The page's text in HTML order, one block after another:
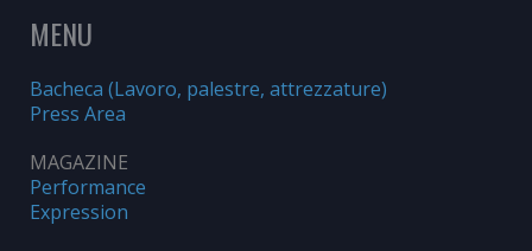
MENU
Bacheca (Lavoro, palestre, attrezzature)
Press Area
MAGAZINE
Performance
Expression